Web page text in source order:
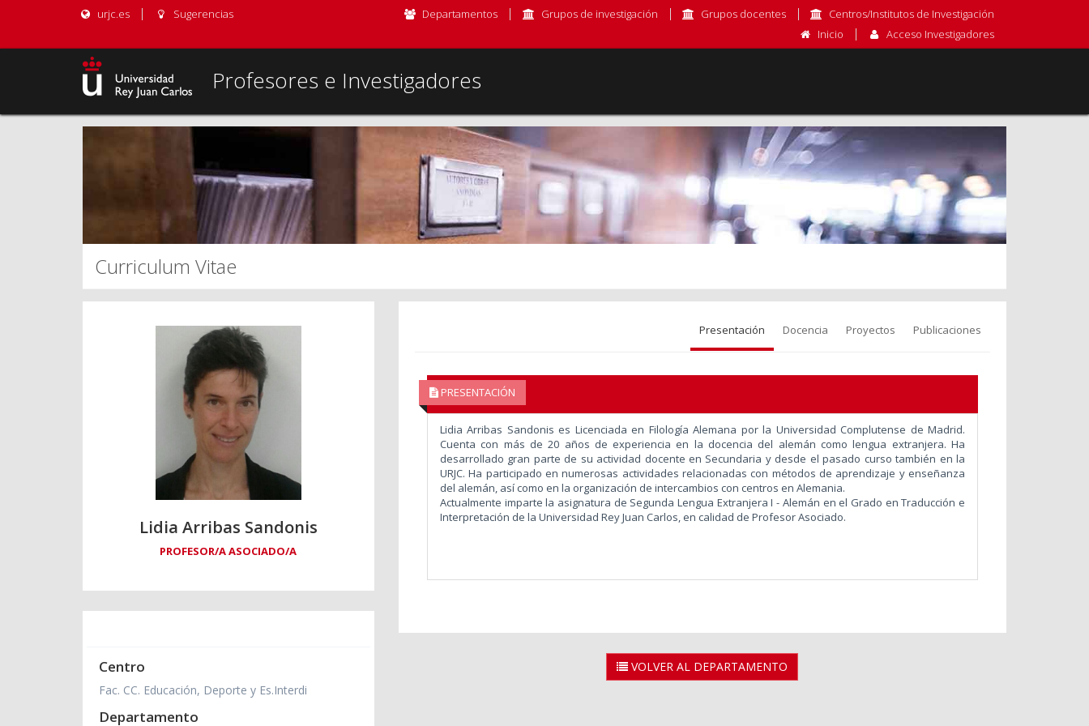
urjc.es Sugerencias Departamentos Grupos de investigación Grupos docentes
Centros/Institutos de Investigación
Inicio
Acceso Investigadores
Profesores e Investigadores
Curriculum Vitae
Lidia Arribas Sandonis
PROFESOR/A ASOCIADO/A
Centro
Fac. CC. Educación, Deporte y Es.Interdi
Departamento
Presentación Docencia Proyectos Publicaciones
PRESENTACIÓN
Lidia Arribas Sandonis es Licenciada en Filología Alemana por la Universidad Complutense de Madrid.
Cuenta con más de 20 años de experiencia en la docencia del alemán como lengua extranjera. Ha
desarrollado gran parte de su actividad docente en Secundaria y desde el pasado curso también en la
URJC. Ha participado en numerosas actividades relacionadas con métodos de aprendizaje y enseñanza
del alemán, así como en la organización de intercambios con centros en Alemania.
Actualmente imparte la asignatura de Segunda Lengua Extranjera I - Alemán en el Grado en Traducción e
Interpretación de la Universidad Rey Juan Carlos, en calidad de Profesor Asociado.
VOLVER AL DEPARTAMENTO